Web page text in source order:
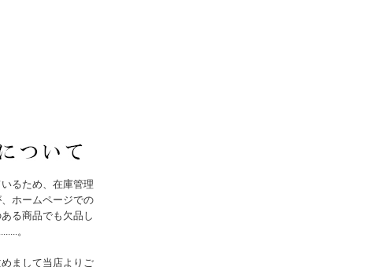
るため、在庫管理
ホームページでの
る商品でも欠品し
。
まして当店よりご